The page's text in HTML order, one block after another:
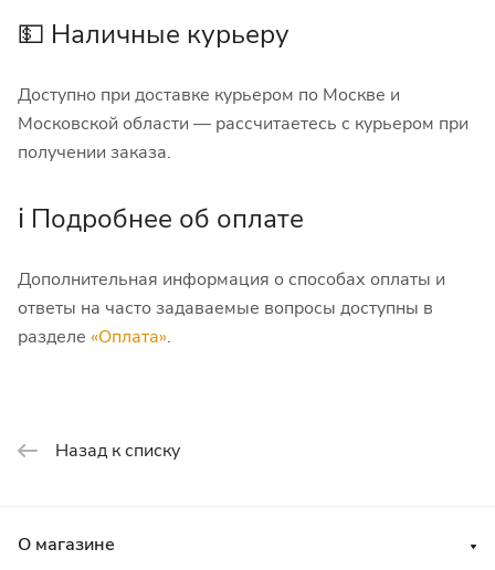
💵 Наличные курьеру
Доступно при доставке курьером по Москве и
Московской области — рассчитаетесь с курьером при
получении заказа.
ℹ️ Подробнее об оплате
Дополнительная информация о способах оплаты и
ответы на часто задаваемые вопросы доступны в
разделе «Оплата».
Назад к списку
О магазине